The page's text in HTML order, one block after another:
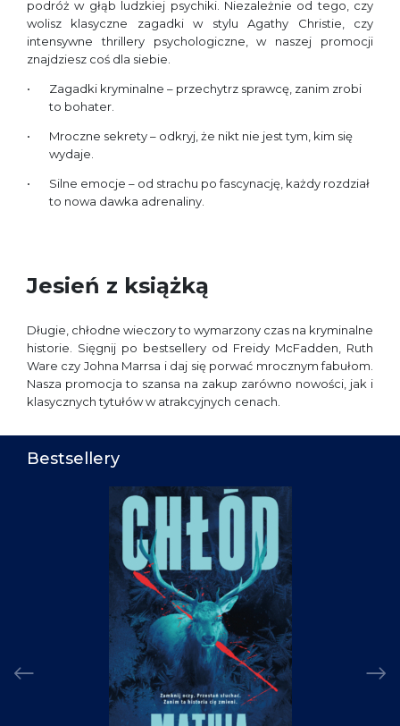
podróż w głąb ludzkiej psychiki. Niezależnie od tego, czy
wolisz klasyczne zagadki w stylu Agathy Christie, czy
intensywne thrillery psychologiczne, w naszej promocji
znajdziesz coś dla siebie.
Zagadki kryminalne – przechytrz sprawcę, zanim zrobi
to bohater.
Mroczne sekrety – odkryj, że nikt nie jest tym, kim się
wydaje.
Silne emocje – od strachu po fascynację, każdy rozdział
to nowa dawka adrenaliny.
Jesień z książką
Długie, chłodne wieczory to wymarzony czas na kryminalne
historie. Sięgnij po bestsellery od Freidy McFadden, Ruth
Ware czy Johna Marrsa i daj się porwać mrocznym fabułom.
Nasza promocja to szansa na zakup zarówno nowości, jak i
klasycznych tytułów w atrakcyjnych cenach.
Bestsellery